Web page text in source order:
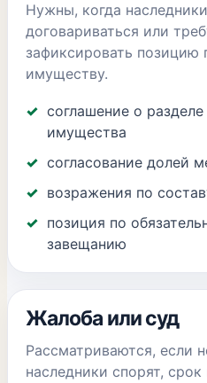
Нужны, когда
договариваться или
зафиксировать позицию
имуществу.
соглашение о
имущества
согласование долей
возражения по
позиция по
завещанию
Жалоба или суд
Рассматриваются, если
наследники спорят,